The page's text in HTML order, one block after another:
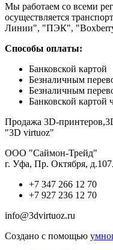
Мы работаем со всеми
осуществляется
Линии", "ПЭК",
Способы оплаты:
Банковской картой
Безналичным
Безналичным
Банковской картой
Продажа 3D-
"3D virtuoz"
ООО "Саймон-Трейд"
г. Уфа, Пр. Октября,
+7 347 266 12 70
+7 927 236 12 70
info@3dvirtuoz.ru
Создано с помощью